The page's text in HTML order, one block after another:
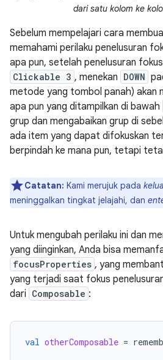
dari satu kolom ke
Sebelum mempelajari cara
memahami perilaku penelusuran
apa pun, setelah penelusuran
Clickable 3 , menekan DOWN
metode yang tombol panah) akan
apa pun yang ditampilkan di bawah
grup dan mengabaikan grup di
ada item yang dapat difokuskan
berpindah ke mana pun, tetapi
Catatan: Kami merujuk pada
meninggalkan tingkat jelajahi, dan
Untuk mengubah perilaku ini dan
yang diinginkan, Anda bisa
focusProperties , yang
yang terjadi saat fokus
dari Composable :
val otherComposable =